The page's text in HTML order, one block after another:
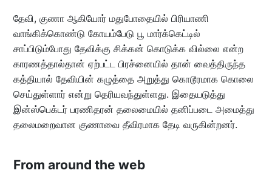
தேவி, குணா ஆகியோர் மதுபோதையில் பிரியாணி
வாங்கிக்கொண்டு கோயம்பேடு பூ மார்க்கெட்டில்
சாப்பிடும்போது தேவிக்கு சிக்கன் கொடுக்க வில்லை என்ற
காரணத்தால்தான் ஏற்பட்ட பிரச்னையில் தான் வைத்திருந்த
கத்தியால் தேவியின் கழுத்தை அறுத்து கொடூரமாக கொலை
செய்துள்ளார் என்று தெரியவந்துள்ளது. இதையடுத்து
இன்ஸ்பெக்டர் பரணிதரன் தலைமையில் தனிப்படை அமைத்து
தலைமறைவான குணாவை தீவிரமாக தேடி வருகின்றனர்.
From around the web